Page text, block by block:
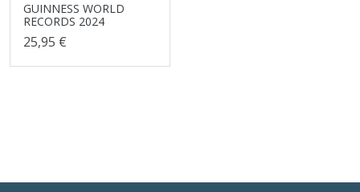
GUINNESS WORLD
RECORDS 2024
25,95 €